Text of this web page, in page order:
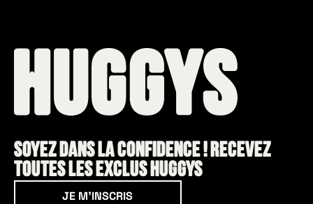
Soyez dans la confidence ! Recevez
toutes les exclus HUGGYS
JE M'INSCRIS